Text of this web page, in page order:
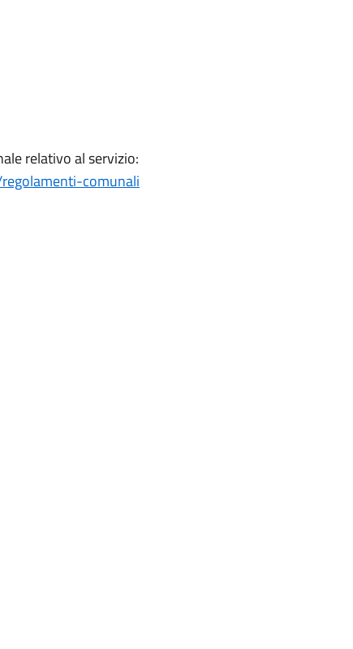
relativo al servizio:
comunali